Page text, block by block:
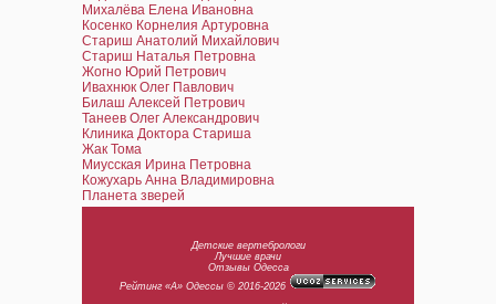
Михалёва Елена Ивановна
Косенко Корнелия Артуровна
Стариш Анатолий Михайлович
Стариш Наталья Петровна
Жогно Юрий Петрович
Ивахнюк Олег Павлович
Билаш Алексей Петрович
Танеев Олег Александрович
Клиника Доктора Стариша
Жак Тома
Миусская Ирина Петровна
Кожухарь Анна Владимировна
Планета зверей
Детские вертебрологи
Лучшие врачи
Отзывы Одесса
Рейтинг «А» Одессы © 2016-2026